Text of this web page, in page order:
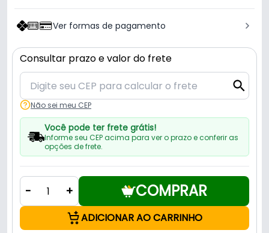
Ver formas de pagamento
Consultar prazo e valor do frete
Não sei meu CEP
Você pode ter frete grátis!
Informe seu CEP acima para ver o prazo e conferir as
opções de frete.
- + COMPRAR
ADICIONAR AO CARRINHO